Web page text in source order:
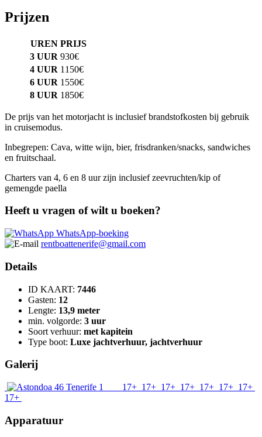
Prijzen
UREN PRIJS
3 UUR 930€
4 UUR 1150€
6 UUR 1550€
8 UUR 1850€
De prijs van het motorjacht is inclusief brandstofkosten bij gebruik
in cruisemodus.
Inbegrepen: Cava, witte wijn, bier, frisdranken/snacks, sandwiches
en fruitschaal.
Charters van 4, 6 en 8 uur zijn inclusief zeevruchten/kip of
gemengde paella
Heeft u vragen of wilt u boeken?
WhatsApp-boeking
rentboattenerife@gmail.com
Details
ID KAART: 7446
Gasten: 12
Lengte: 13,9 meter
min. volgorde: 3 uur
Soort verhuur: met kapitein
Type boot: Luxe jachtverhuur, jachtverhuur
Galerij
17+ 17+ 17+ 17+ 17+ 17+ 17+
17+
Apparatuur